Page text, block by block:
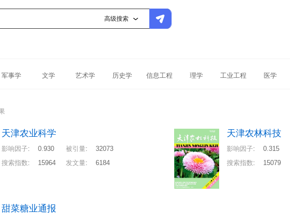
高级搜索
军事学 文学 艺术学 历史学 信息工程 理学 工业工程 医学
天津农业科学
影响因子: 0.930 被引量:
32073
搜索指数: 15964 发文量: 6184
天津农林科技
影响因子: 0.315
搜索指数: 15079
甜菜糖业通报